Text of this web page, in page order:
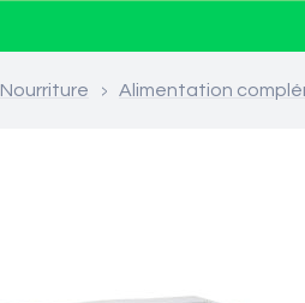
Nourriture > Alimentation